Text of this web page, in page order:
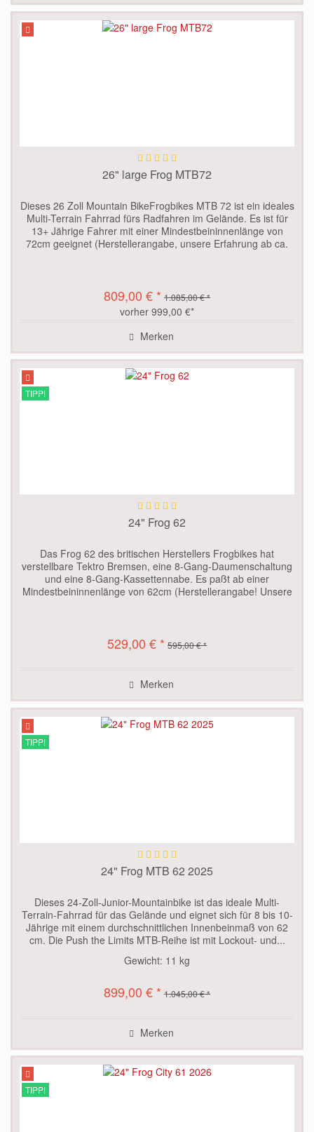
26" large Frog MTB72
Dieses 26 Zoll Mountain BikeFrogbikes MTB 72 ist ein ideales
Multi-Terrain Fahrrad fürs Radfahren im Gelände. Es ist für
13+ Jährige Fahrer mit einer Mindestbeininnenlänge von
72cm geeignet (Herstellerangabe, unsere Erfahrung ab ca.
809,00 € * 1.085,00 € *
vorher 999,00 €*
Merken
TIPP!
24" Frog 62
Das Frog 62 des britischen Herstellers Frogbikes hat
verstellbare Tektro Bremsen, eine 8-Gang-Daumenschaltung
und eine 8-Gang-Kassettennabe. Es paßt ab einer
Mindestbeininnenlänge von 62cm (Herstellerangabe! Unsere
529,00 € * 595,00 € *
Merken
TIPP!
24" Frog MTB 62 2025
Dieses 24-Zoll-Junior-Mountainbike ist das ideale Multi-
Terrain-Fahrrad für das Gelände und eignet sich für 8 bis 10-
Jährige mit einem durchschnittlichen Innenbeinmaß von 62
cm. Die Push the Limits MTB-Reihe ist mit Lockout- und...
Gewicht: 11 kg
899,00 € * 1.045,00 € *
Merken
TIPP!